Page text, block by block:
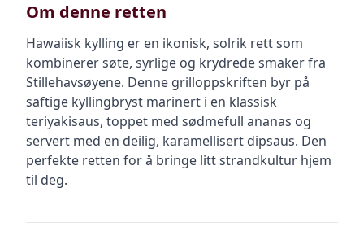
Om denne retten
Hawaiisk kylling er en ikonisk, solrik rett som
kombinerer søte, syrlige og krydrede smaker fra
Stillehavsøyene. Denne grilloppskriften byr på
saftige kyllingbryst marinert i en klassisk
teriyakisaus, toppet med sødmefull ananas og
servert med en deilig, karamellisert dipsaus. Den
perfekte retten for å bringe litt strandkultur hjem
til deg.